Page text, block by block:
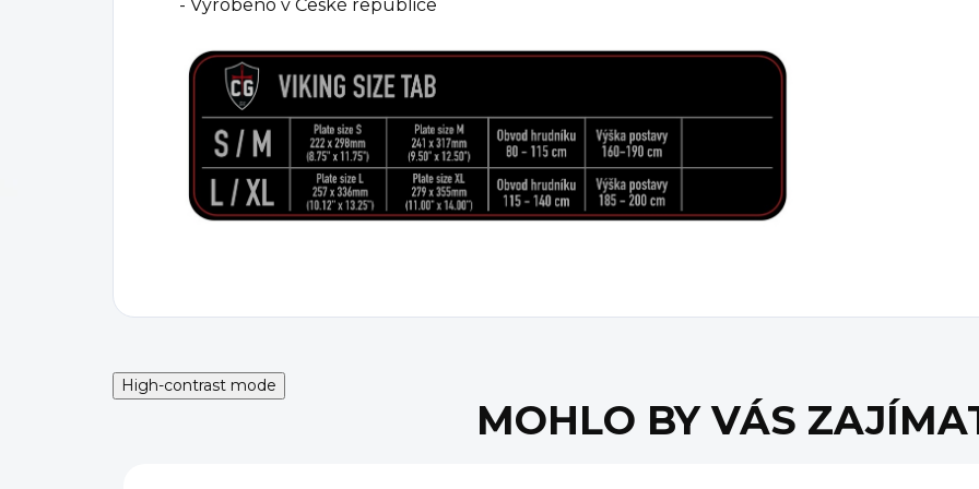
- Vyrobeno v České republice
High-contrast mode
MOHLO BY VÁS